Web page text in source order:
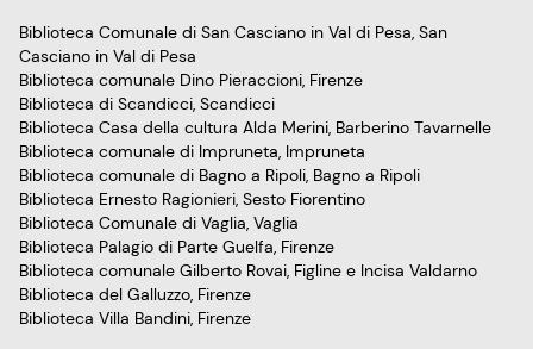
Biblioteca Comunale di San Casciano in Val di Pesa, San
Casciano in Val di Pesa
Biblioteca comunale Dino Pieraccioni, Firenze
Biblioteca di Scandicci, Scandicci
Biblioteca Casa della cultura Alda Merini, Barberino Tavarnelle
Biblioteca comunale di Impruneta, Impruneta
Biblioteca comunale di Bagno a Ripoli, Bagno a Ripoli
Biblioteca Ernesto Ragionieri, Sesto Fiorentino
Biblioteca Comunale di Vaglia, Vaglia
Biblioteca Palagio di Parte Guelfa, Firenze
Biblioteca comunale Gilberto Rovai, Figline e Incisa Valdarno
Biblioteca del Galluzzo, Firenze
Biblioteca Villa Bandini, Firenze